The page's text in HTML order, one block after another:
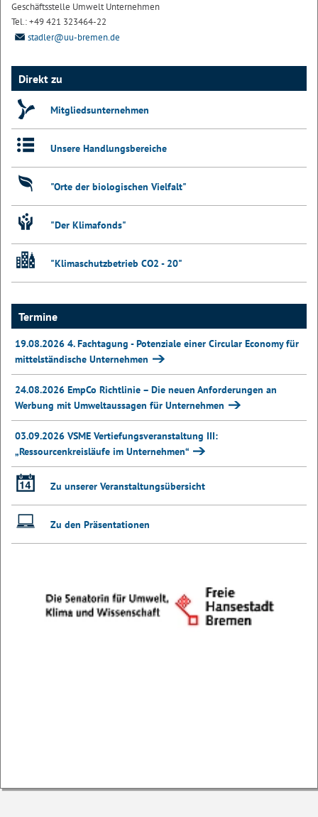
Geschäftsstelle Umwelt Unternehmen
Tel.: +49 421 323464-22
stadler@uu-bremen.de
Direkt zu
Mitgliedsunternehmen
Unsere Handlungsbereiche
"Orte der biologischen Vielfalt"
"Der Klimafonds"
"Klimaschutzbetrieb CO2 - 20"
Termine
19.08.2026 4. Fachtagung - Potenziale einer Circular Economy für
mittelständische Unternehmen
24.08.2026 EmpCo Richtlinie – Die neuen Anforderungen an
Werbung mit Umweltaussagen für Unternehmen
03.09.2026 VSME Vertiefungsveranstaltung III:
„Ressourcenkreisläufe im Unternehmen“
Zu unserer Veranstaltungsübersicht
Zu den Präsentationen